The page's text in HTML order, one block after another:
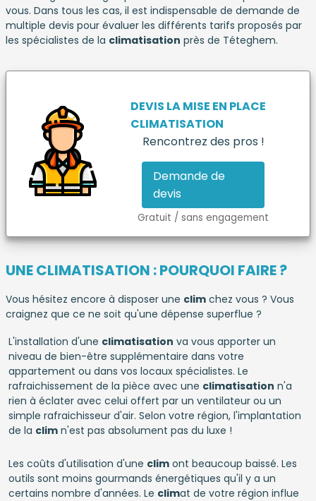
vous. Dans tous les cas, il est indispensable de demande de
multiple devis pour évaluer les différents tarifs proposés par
les spécialistes de la climatisation près de Téteghem.
DEVIS LA MISE EN PLACE
CLIMATISATION
Rencontrez des pros !
Demande de
devis
Gratuit / sans engagement
UNE CLIMATISATION : POURQUOI FAIRE ?
Vous hésitez encore à disposer une clim chez vous ? Vous
craignez que ce ne soit qu'une dépense superflue ?
L'installation d'une climatisation va vous apporter un
niveau de bien-être supplémentaire dans votre
appartement ou dans vos locaux spécialistes. Le
rafraichissement de la pièce avec une climatisation n'a
rien à éclater avec celui offert par un ventilateur ou un
simple rafraichisseur d'air. Selon votre région, l'implantation
de la climn'est pas absolument pas du luxe !
Les coûts d'utilisation d'une climont beaucoup baissé. Les
outils sont moins gourmands énergétiques qu'il y a un
certains nombre d'années. Le climat de votre région influe